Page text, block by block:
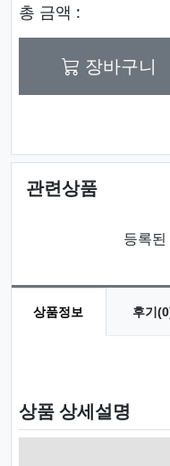
총 금액 :
장바구니
관련상품
등록
상품정보 후기
상품 상세설명